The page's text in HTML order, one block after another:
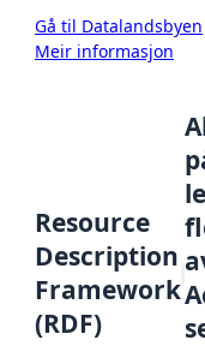
Gå til Datalandsbyen
Meir informasjon
Resource
Description
Framework
(RDF)